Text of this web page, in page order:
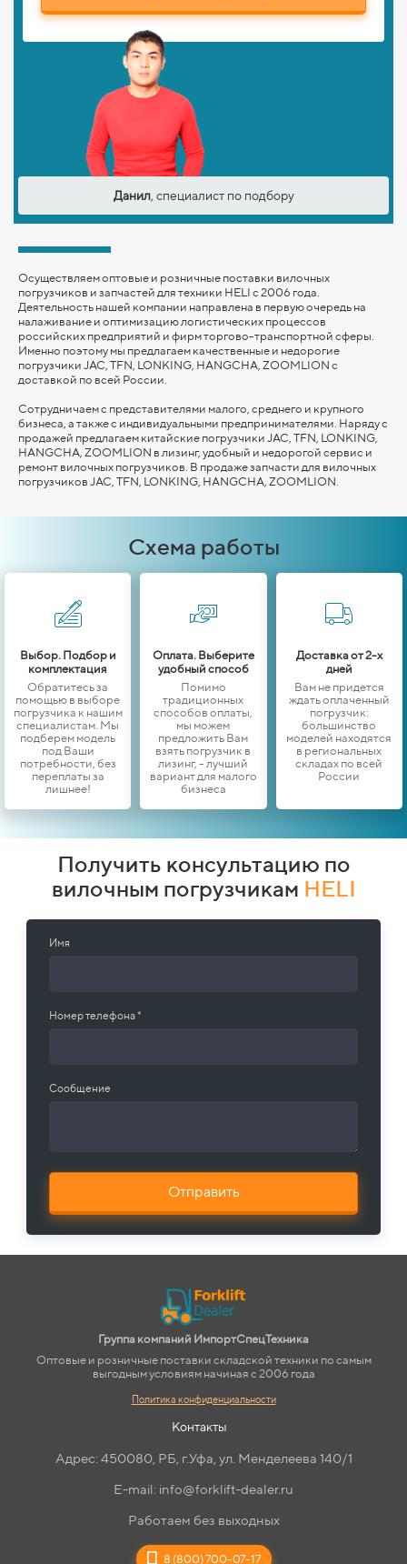
Данил, специалист по подбору
Осуществляем оптовые и розничные поставки вилочных
погрузчиков и запчастей для техники HELI с 2006 года.
Деятельность нашей компании направлена в первую очередь на
налаживание и оптимизацию логистических процессов
российских предприятий и фирм торгово-транспортной сферы.
Именно поэтому мы предлагаем качественные и недорогие
погрузчики JAC, TFN, LONKING, HANGCHA, ZOOMLION с
доставкой по всей России.
Сотрудничаем с представителями малого, среднего и крупного
бизнеса, а также с индивидуальными предпринимателями. Наряду с
продажей предлагаем китайские погрузчики JAC, TFN, LONKING,
HANGCHA, ZOOMLION в лизинг, удобный и недорогой сервис и
ремонт вилочных погрузчиков. В продаже запчасти для вилочных
погрузчиков JAC, TFN, LONKING, HANGCHA, ZOOMLION
Схема работы
Выбор. Подбор и
комплектация
Обратитесь за
помощью в выборе
погрузчика к нашим
специалистам. Мы
подберем модель
под Ваши
потребности, без
переплаты за
лишнее!
Оплата. Выберите
удобный способ
Помимо
традиционных
способов оплаты,
мы можем
предложить Вам
взять погрузчик в
лизинг, - лучший
вариант для малого
бизнеса
Доставка от 2-х
дней
Вам не придется
ждать оплаченный
погрузчик:
большинство
моделей находятся
в региональных
складах по всей
России
Получить консультацию по
вилочным погрузчикам HELI
Имя
Номер телефона *
Сообщение
Отправить
Группа компаний ИмпортСпецТехника
Оптовые и розничные поставки складской техники по самым
выгодным условиям начиная с 2006 года
Политика конфиденциальности
Контакты
Адрес: 450080, РБ, г.Уфа, ул. Менделеева 140/1
E-mail: info@forklift-dealer.ru
Работаем без выходных
8 (800) 700-07-17